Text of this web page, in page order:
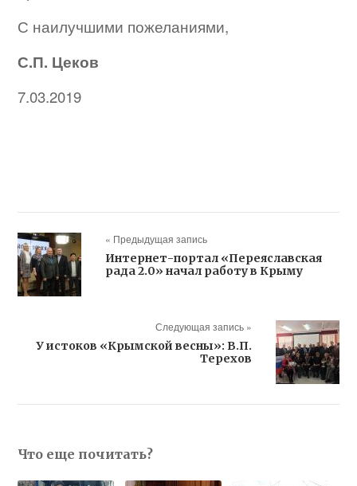
С наилучшими пожеланиями,
С.П. Цеков
7.03.2019
« Предыдущая запись
Интернет-портал «Переяславская
рада 2.0» начал работу в Крыму
Следующая запись »
У истоков «Крымской весны»: В.П.
Терехов
Что еще почитать?